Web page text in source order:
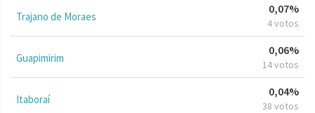
Trajano de Moraes
0,07%
4 votos
Guapimirim
0,06%
14 votos
Itaboraí
0,04%
38 votos